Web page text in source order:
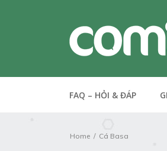
FAQ – HỎI & ĐÁP
Home Cá Basa